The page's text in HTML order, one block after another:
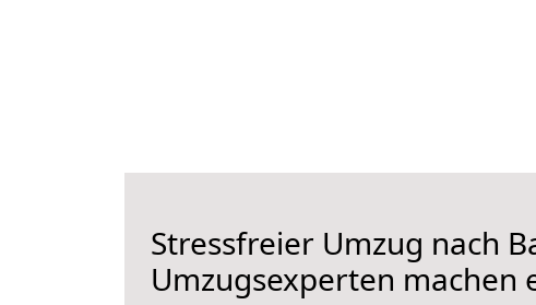
Stressfreier Umzug nach
Umzugsexperten machen